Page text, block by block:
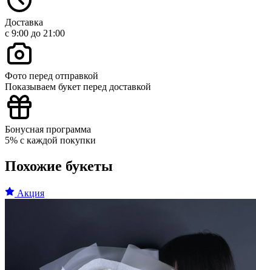
Доставка
с 9:00 до 21:00
Фото перед отправкой
Показываем букет перед доставкой
Бонусная программа
5% с каждой покупки
Похожие букеты
Акция